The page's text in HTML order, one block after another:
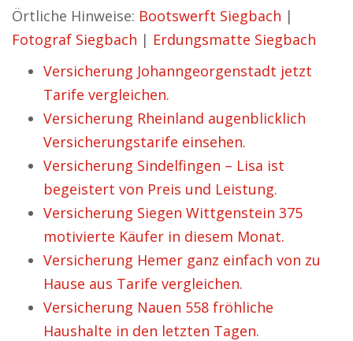
Örtliche Hinweise: Bootswerft Siegbach |
Fotograf Siegbach | Erdungsmatte Siegbach
Versicherung Johanngeorgenstadt jetzt
Tarife vergleichen.
Versicherung Rheinland augenblicklich
Versicherungstarife einsehen.
Versicherung Sindelfingen – Lisa ist
begeistert von Preis und Leistung.
Versicherung Siegen Wittgenstein 375
motivierte Käufer in diesem Monat.
Versicherung Hemer ganz einfach von zu
Hause aus Tarife vergleichen.
Versicherung Nauen 558 fröhliche
Haushalte in den letzten Tagen.